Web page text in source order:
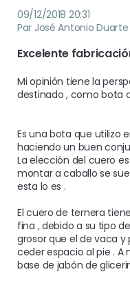
09/12/2018 20:31
Par José Antonio
Excelente
Mi opinión tiene la
destinado , como bota
Es una bota que utilizo
haciendo un buen
La elección del cuero
montar a caballo se
esta lo es .
El cuero de ternera
fina , debido a su tipo
grosor que el de vaca
ceder espacio al pie . A
base de jabón de